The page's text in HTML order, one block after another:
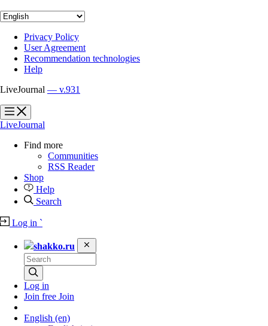
Privacy Policy
User Agreement
Recommendation technologies
Help
LiveJournal — v.931
?
?
LiveJournal
Find more
Communities
RSS Reader
Shop
Help
Search
Log in `
shakko.ru
Log in
Join free Join
English (en)